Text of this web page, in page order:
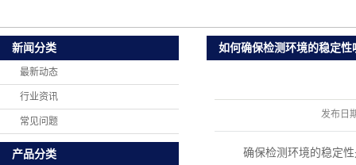
新闻分类
最新动态
行业资讯
常见问题
产品分类
如何确保检测环境的稳定性
发布日
确保检测环境的稳定性